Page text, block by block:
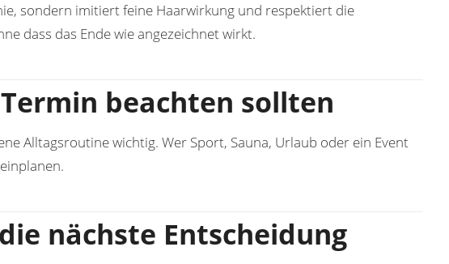
sondern imitiert feine Haarwirkung und respektiert die
dass das Ende wie angezeichnet wirkt.
beachten sollten
Alltagsroutine wichtig. Wer Sport, Sauna, Urlaub oder ein Event
nächste Entscheidung